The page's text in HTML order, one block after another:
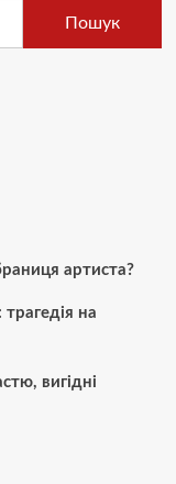
Пошук
артиста?
трагедія на
вигідні